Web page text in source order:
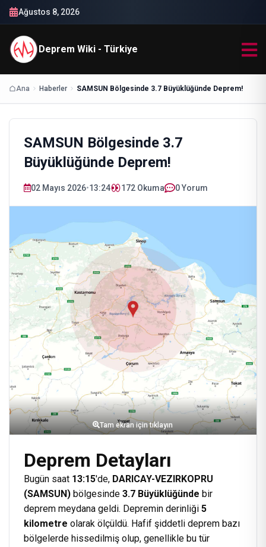
Ağustos 8, 2026
Deprem Wiki - Türkiye
Ana Haberler SAMSUN Bölgesinde 3.7 Büyüklüğünde Deprem!
SAMSUN Bölgesinde 3.7
Büyüklüğünde Deprem!
02 Mayıs 2026•13:24 172 Okuma 0 Yorum
Tam ekran için tıklayın
Deprem Detayları
Bugün saat 13:15'de, DARICAY-VEZIRKOPRU
(SAMSUN) bölgesinde 3.7 Büyüklüğünde bir
deprem meydana geldi. Depremin derinliği 5
kilometre olarak ölçüldü. Hafif şiddetli deprem bazı
bölgelerde hissedilmiş olup, genellikle bu tür